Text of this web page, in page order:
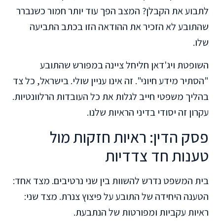
לתבוע את הקבלן? המצב הפך עוד יותר חמור כשנברר
שהתובע לא הזכיר את ההודאה הזו בכתב התביעה
שלו.
השופטת ויג'דאן חליחל ציינה במפורש שהתובע
"הסתיר מידע חיוני". זה אינו עניין שולי. בישראל, כל צד
בהליך משפטי חייב לגלות את כל העובדות הרלוונטיות.
עקרון זה יסודי בדיני הראיות שלנו.
פסק הדין: ראיות חזקות מול
טענות חד צדדיות
בית המשפט נדרש להשוות בין שני נרטיבים. מצד אחד:
הטענה היחידה של התובע על פיצוץ צנרת. מצד שני:
ראיות עקביות ומפורטות של הנתבעת.